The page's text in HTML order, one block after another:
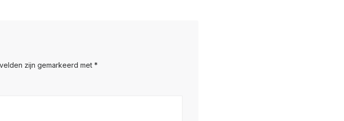
zijn gemarkeerd met *